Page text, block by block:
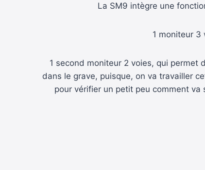
La SM9 intègre une
1 moniteur 3
1 second moniteur 2 voies, qui permet
dans le grave, puisque, on va travailler
pour vérifier un petit peu comment